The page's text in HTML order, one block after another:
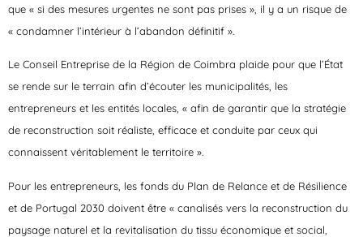
que « si des mesures urgentes ne sont pas prises », il y a un risque de
« condamner l’intérieur à l’abandon définitif ».
Le Conseil Entreprise de la Région de Coimbra plaide pour que l’État
se rende sur le terrain afin d’écouter les municipalités, les
entrepreneurs et les entités locales, « afin de garantir que la stratégie
de reconstruction soit réaliste, efficace et conduite par ceux qui
connaissent véritablement le territoire ».
Pour les entrepreneurs, les fonds du Plan de Relance et de Résilience
et de Portugal 2030 doivent être « canalisés vers la reconstruction du
paysage naturel et la revitalisation du tissu économique et social,